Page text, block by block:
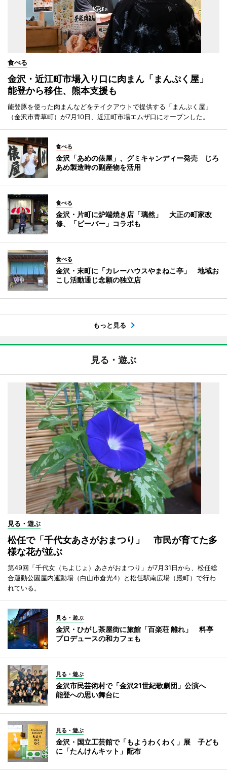
食べる
金沢・近江町市場入り口に肉まん「まんぷく屋」
能登から移住、熊本支援も
能登豚を使った肉まんなどをテイクアウトで提供する「まんぷく屋」
（金沢市青草町）が7月10日、近江町市場エムザ口にオープンした。
食べる
金沢「あめの俵屋」、グミキャンディー発売 じろ
あめ製造時の副産物を活用
食べる
金沢・片町に炉端焼き店「璃然」 大正の町家改
修、「ビーバー」コラボも
食べる
金沢・末町に「カレーハウスやまねこ亭」 地域お
こし活動通じ念願の独立店
もっと見る
見る・遊ぶ
見る・遊ぶ
松任で「千代女あさがおまつり」 市民が育てた多
様な花が並ぶ
第49回「千代女（ちよじょ）あさがおまつり」が7月31日から、松任総
合運動公園屋内運動場（白山市倉光4）と松任駅南広場（殿町）で行わ
れている。
見る・遊ぶ
金沢・ひがし茶屋街に旅館「百楽荘 離れ」 料亭
プロデュースの和カフェも
見る・遊ぶ
金沢市民芸術村で「金沢21世紀歌劇団」公演へ
能登への思い舞台に
見る・遊ぶ
金沢・国立工芸館で「もようわくわく」展 子ども
に「たんけんキット」配布